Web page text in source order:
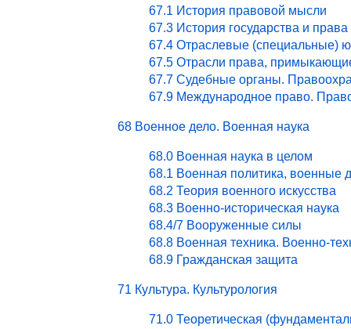
67.1 История правовой мысли
67.3 История государства и права
67.4 Отраслевые (специальные)
67.5 Отрасли права,
67.7 Судебные органы.
67.9 Международное право.
68 Военное дело. Военная наука
68.0 Военная наука в целом
68.1 Военная политика, военные
68.2 Теория военного искусства
68.3 Военно-историческая наука
68.4/7 Вооруженные силы
68.8 Военная техника. Военно-
68.9 Гражданская защита
71 Культура. Культурология
71.0 Теоретическая